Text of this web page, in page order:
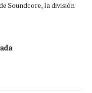
Soundcore, la división